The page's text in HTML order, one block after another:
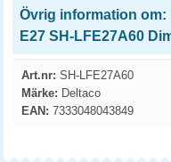
Övrig information om:
E27 SH-LFE27A60
Art.nr: SH-LFE27A60
Märke: Deltaco
EAN: 7333048043849